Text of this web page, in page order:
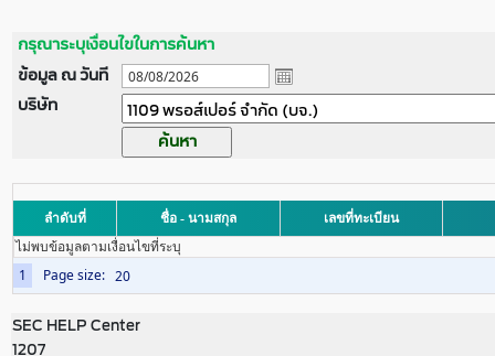
กรุณาระบุเงื่อนไขในการค้นหา
ข้อมูล ณ วันที
บริษัท
ลำดับที่ ชื่อ - นามสกุล เลขที่ทะเบียน
1 Page size:
ไม่พบข้อมูลตามเงื่อนไขที่ระบุ
SEC HELP Center
1207